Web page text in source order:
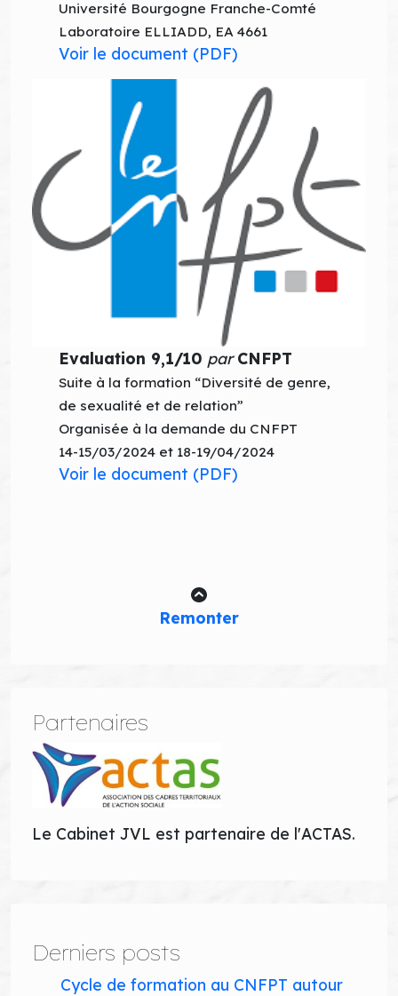
Université Bourgogne Franche-Comté
Laboratoire ELLIADD, EA 4661
Voir le document (PDF)
Evaluation 9,1/10 par CNFPT
Suite à la formation “Diversité de genre,
de sexualité et de relation”
Organisée à la demande du CNFPT
14-15/03/2024 et 18-19/04/2024
Voir le document (PDF)
Remonter
Partenaires
Le Cabinet JVL est partenaire de l'ACTAS.
Derniers posts
Cycle de formation au CNFPT autour